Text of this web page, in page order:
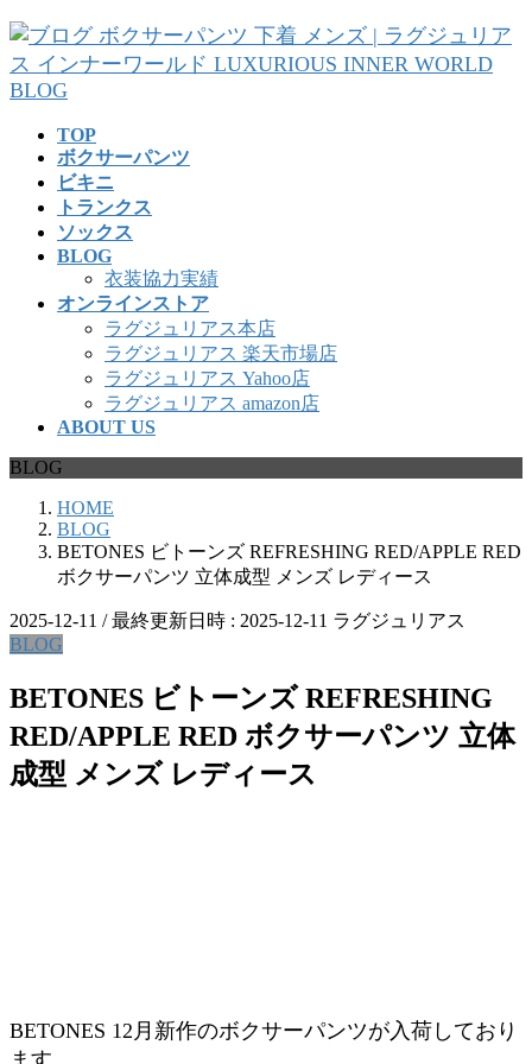
コ
ン
テ
ン
ナ
ビ
ゲ
ー
TOP
ボクサーパンツ
ビキニ
トランクス
ソックス
BLOG
衣装協力実績
オンラインストア
ラグジュリアス本店
ラグジュリアス 楽天市場店
ラグジュリアス Yahoo店
ラグジュリアス amazon店
ABOUT US
BLOG
HOME
BLOG
BETONES ビトーンズ REFRESHING RED/APPLE RED
ボクサーパンツ 立体成型 メンズ レディース
2025-12-11 / 最終更新日時 : 2025-12-11 ラグジュリアス
BLOG
BETONES ビトーンズ REFRESHING
RED/APPLE RED ボクサーパンツ 立体
成型 メンズ レディース
BETONES 12月新作のボクサーパンツが入荷しており
ます。